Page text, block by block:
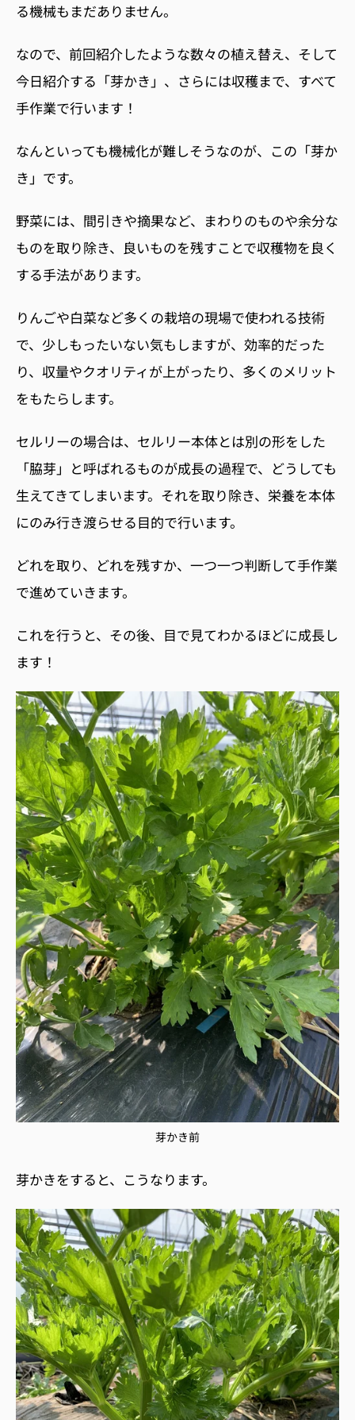
る機械もまだありません。
なので、前回紹介したような数々の植え替え、そして
今日紹介する「芽かき」、さらには収穫まで、すべて
手作業で行います！
なんといっても機械化が難しそうなのが、この「芽か
き」です。
野菜には、間引きや摘果など、まわりのものや余分な
ものを取り除き、良いものを残すことで収穫物を良く
する手法があります。
りんごや白菜など多くの栽培の現場で使われる技術
で、少しもったいない気もしますが、効率的だった
り、収量やクオリティが上がったり、多くのメリット
をもたらします。
セルリーの場合は、セルリー本体とは別の形をした
「脇芽」と呼ばれるものが成長の過程で、どうしても
生えてきてしまいます。それを取り除き、栄養を本体
にのみ行き渡らせる目的で行います。
どれを取り、どれを残すか、一つ一つ判断して手作業
で進めていきます。
これを行うと、その後、目で見てわかるほどに成長し
ます！
芽かき前
芽かきをすると、こうなります。